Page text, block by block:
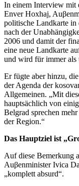
In einem Interview mit
Enver Hoxhaj,
politische Landkarte in
nach der
2006 und damit der
eine neue Landkarte
und wird für immer als
Er fügte aber hinzu,
der Agenda der
Allgemeinen. „Mit
hauptsächlich von
Belgrad sprechen
der Region.“
Das Hauptziel ist
Auf diese Bemerkung
Auβenminister Ivica
„komplett absurd“.